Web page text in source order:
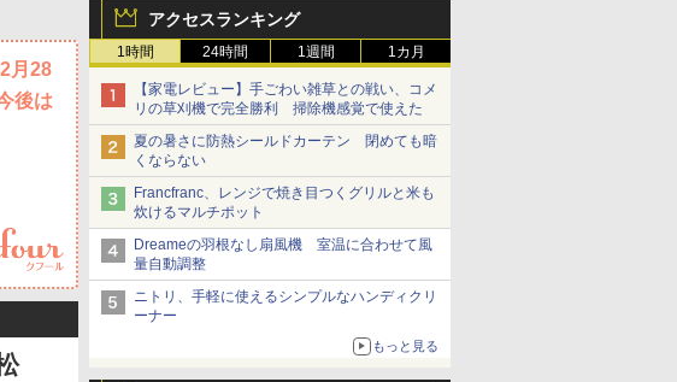
アクセスランキング
1時間 24時間 1週間 1カ月
【家電レビュー】手ごわい雑草との戦い、コメ
リの草刈機で完全勝利 掃除機感覚で使えた
夏の暑さに防熱シールドカーテン 閉めても暗
くならない
Francfranc、レンジで焼き目つくグリルと米も
炊けるマルチポット
Dreameの羽根なし扇風機 室温に合わせて風
量自動調整
ニトリ、手軽に使えるシンプルなハンディクリ
ーナー
もっと見る
月28
後は